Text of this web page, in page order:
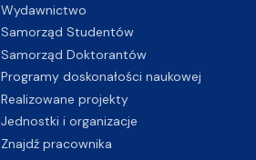
Wydawnictwo
Samorząd Studentów
Samorząd Doktorantów
Programy doskonałości naukowej
Realizowane projekty
Jednostki i organizacje
Znajdź pracownika